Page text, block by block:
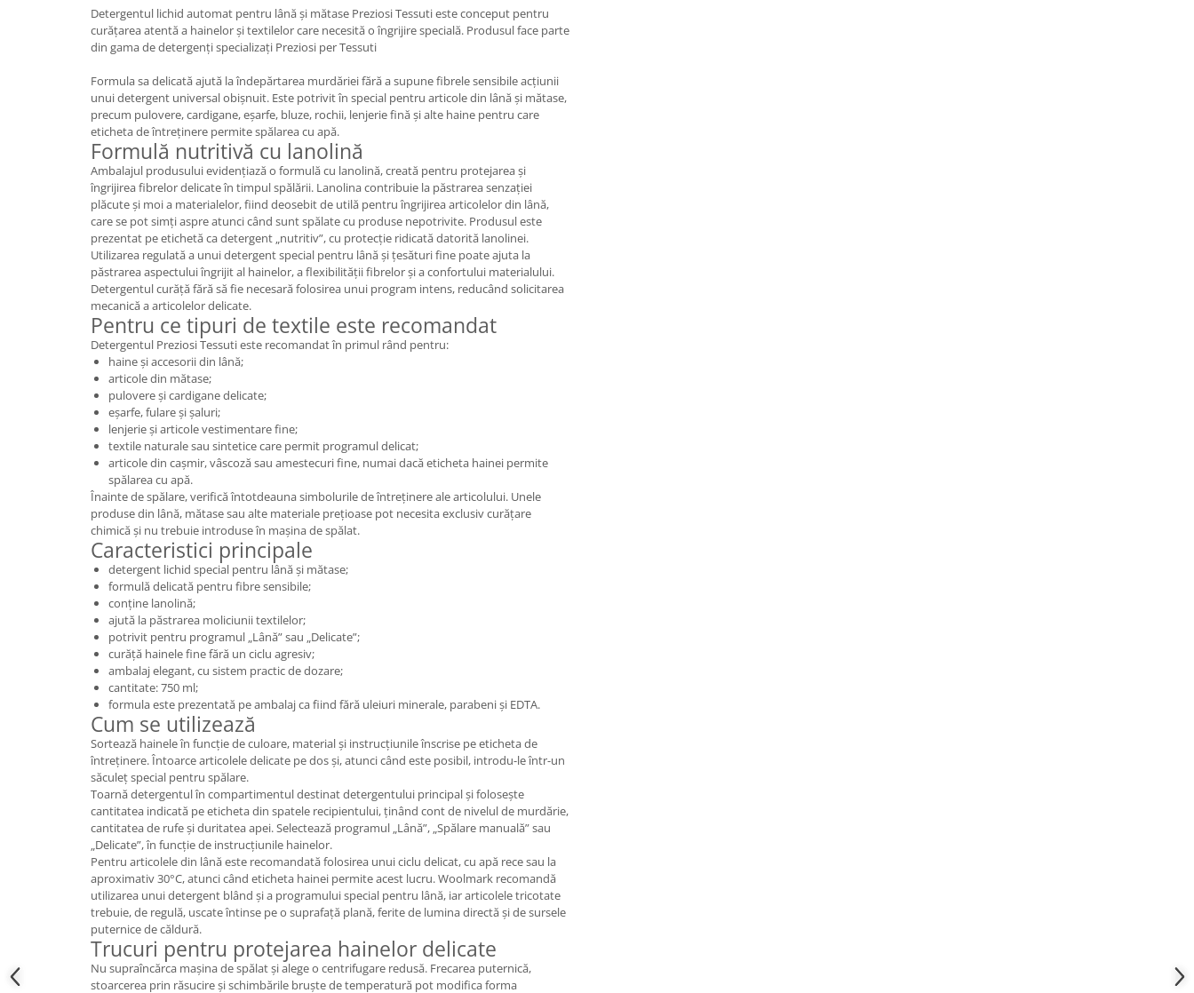
Produse incontinenta
Servetele Umede
Detergentul lichid automat pentru lână și mătase Preziosi Tessuti este conceput pentru
curățarea atentă a hainelor și textilelor care necesită o îngrijire specială. Produsul face parte
din gama de detergenți specializați Preziosi per Tessuti
Formula sa delicată ajută la îndepărtarea murdăriei fără a supune fibrele sensibile acțiunii
unui detergent universal obișnuit. Este potrivit în special pentru articole din lână și mătase,
precum pulovere, cardigane, eșarfe, bluze, rochii, lenjerie fină și alte haine pentru care
eticheta de întreținere permite spălarea cu apă.
Formulă nutritivă cu lanolină
Ambalajul produsului evidențiază o formulă cu lanolină, creată pentru protejarea și
îngrijirea fibrelor delicate în timpul spălării. Lanolina contribuie la păstrarea senzației
plăcute și moi a materialelor, fiind deosebit de utilă pentru îngrijirea articolelor din lână,
care se pot simți aspre atunci când sunt spălate cu produse nepotrivite. Produsul este
prezentat pe etichetă ca detergent „nutritiv”, cu protecție ridicată datorită lanolinei.
Utilizarea regulată a unui detergent special pentru lână și țesături fine poate ajuta la
păstrarea aspectului îngrijit al hainelor, a flexibilității fibrelor și a confortului materialului.
Detergentul curăță fără să fie necesară folosirea unui program intens, reducând solicitarea
mecanică a articolelor delicate.
Pentru ce tipuri de textile este recomandat
Detergentul Preziosi Tessuti este recomandat în primul rând pentru:
haine și accesorii din lână;
articole din mătase;
pulovere și cardigane delicate;
eșarfe, fulare și șaluri;
lenjerie și articole vestimentare fine;
textile naturale sau sintetice care permit programul delicat;
articole din cașmir, vâscoză sau amestecuri fine, numai dacă eticheta hainei permite
spălarea cu apă.
Înainte de spălare, verifică întotdeauna simbolurile de întreținere ale articolului. Unele
produse din lână, mătase sau alte materiale prețioase pot necesita exclusiv curățare
chimică și nu trebuie introduse în mașina de spălat.
Caracteristici principale
detergent lichid special pentru lână și mătase;
formulă delicată pentru fibre sensibile;
conține lanolină;
ajută la păstrarea moliciunii textilelor;
potrivit pentru programul „Lână” sau „Delicate”;
curăță hainele fine fără un ciclu agresiv;
ambalaj elegant, cu sistem practic de dozare;
cantitate: 750 ml;
formula este prezentată pe ambalaj ca fiind fără uleiuri minerale, parabeni și EDTA.
Cum se utilizează
Sortează hainele în funcție de culoare, material și instrucțiunile înscrise pe eticheta de
întreținere. Întoarce articolele delicate pe dos și, atunci când este posibil, introdu-le într-un
săculeț special pentru spălare.
Toarnă detergentul în compartimentul destinat detergentului principal și folosește
cantitatea indicată pe eticheta din spatele recipientului, ținând cont de nivelul de murdărie,
cantitatea de rufe și duritatea apei. Selectează programul „Lână”, „Spălare manuală” sau
„Delicate”, în funcție de instrucțiunile hainelor.
Pentru articolele din lână este recomandată folosirea unui ciclu delicat, cu apă rece sau la
aproximativ 30°C, atunci când eticheta hainei permite acest lucru. Woolmark recomandă
utilizarea unui detergent blând și a programului special pentru lână, iar articolele tricotate
trebuie, de regulă, uscate întinse pe o suprafață plană, ferite de lumina directă și de sursele
puternice de căldură.
Trucuri pentru protejarea hainelor delicate
Nu supraîncărca mașina de spălat și alege o centrifugare redusă. Frecarea puternică,
stoarcerea prin răsucire și schimbările bruște de temperatură pot modifica forma